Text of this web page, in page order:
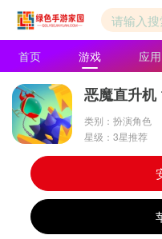
首页 游戏 应用
恶魔直升机
类别：扮演角色
星级：3星推荐